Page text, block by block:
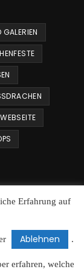
GALERIEN
WEBSEITE
Erfahrung auf
Ablehnen .
erfahren, welche